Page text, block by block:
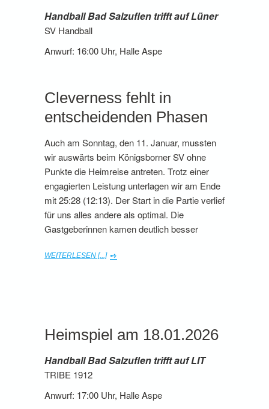
Handball Bad Salzuflen trifft auf Lüner
SV Handball
Anwurf: 16:00 Uhr, Halle Aspe
Cleverness fehlt in
entscheidenden Phasen
Auch am Sonntag, den 11. Januar, mussten
wir auswärts beim Königsborner SV ohne
Punkte die Heimreise antreten. Trotz einer
engagierten Leistung unterlagen wir am Ende
mit 25:28 (12:13). Der Start in die Partie verlief
für uns alles andere als optimal. Die
Gastgeberinnen kamen deutlich besser
WEITERLESEN [...]
Heimspiel am 18.01.2026
Handball Bad Salzuflen trifft auf LIT
TRIBE 1912
Anwurf: 17:00 Uhr, Halle Aspe